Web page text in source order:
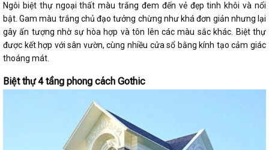
Ngôi biệt thự ngoại thất màu trắng đem đến vẻ đẹp tinh khôi và nổi
bật. Gam màu trắng chủ đạo tưởng chừng như khá đơn giản nhưng lại
gây ấn tượng nhờ sự hòa hợp và tôn lên các màu sắc khác. Biệt thự
được kết hợp với sân vườn, cùng nhiều cửa sổ bằng kính tạo cảm giác
thoáng mát.
Biệt thự 4 tầng phong cách Gothic